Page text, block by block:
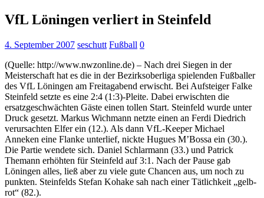
VfL Löningen verliert in Steinfeld
4. September 2007 seschutt Fußball 0
(Quelle: http://www.nwzonline.de) – Nach drei Siegen in der
Meisterschaft hat es die in der Bezirksoberliga spielenden Fußballer
des VfL Löningen am Freitagabend erwischt. Bei Aufsteiger Falke
Steinfeld setzte es eine 2:4 (1:3)-Pleite. Dabei erwischten die
ersatzgeschwächten Gäste einen tollen Start. Steinfeld wurde unter
Druck gesetzt. Markus Wichmann netzte einen an Ferdi Diedrich
verursachten Elfer ein (12.). Als dann VfL-Keeper Michael
Anneken eine Flanke unterlief, nickte Hugues M’Bossa ein (30.).
Die Partie wendete sich. Daniel Schlarmann (33.) und Patrick
Themann erhöhten für Steinfeld auf 3:1. Nach der Pause gab
Löningen alles, ließ aber zu viele gute Chancen aus, um noch zu
punkten. Steinfelds Stefan Kohake sah nach einer Tätlichkeit „gelb-
rot“ (82.).